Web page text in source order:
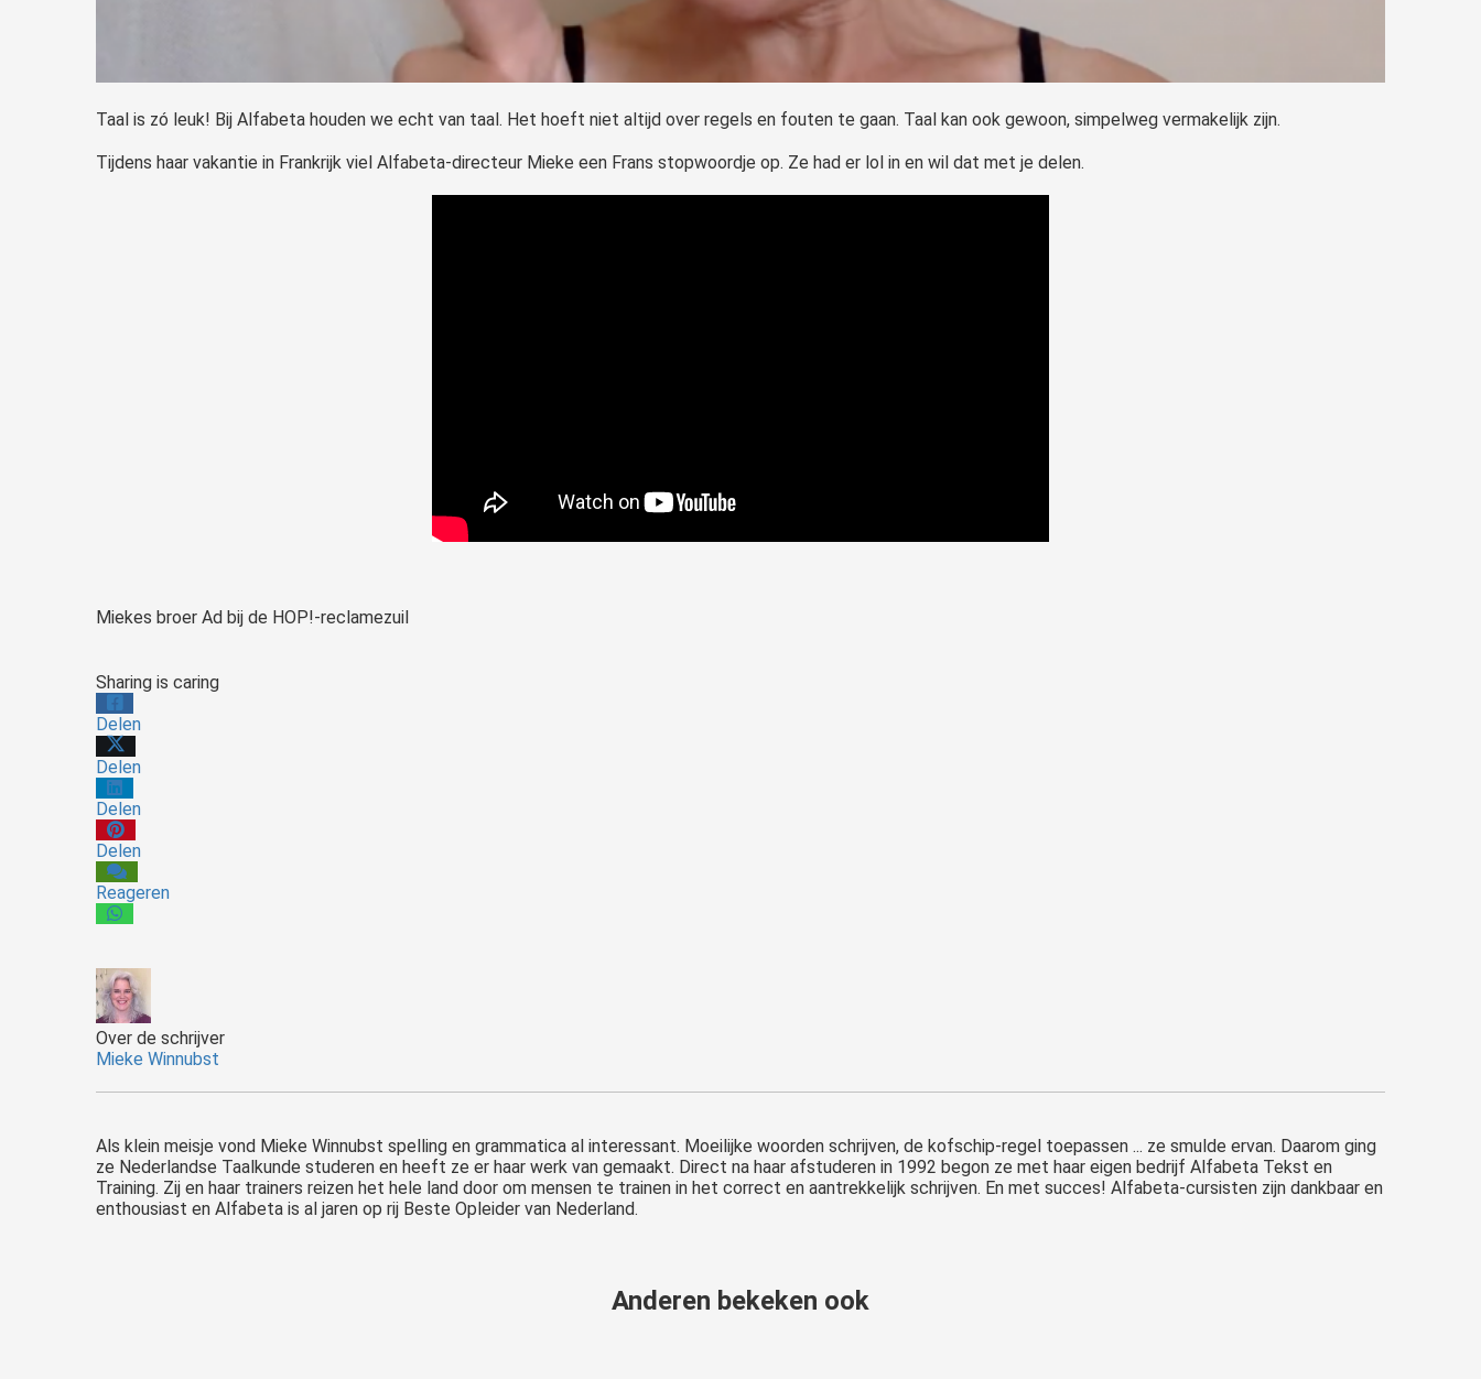
Taal is zó leuk! Bij Alfabeta houden we echt van taal. Het hoeft niet altijd over regels en fouten te gaan. Taal kan ook gewoon, simpelweg vermakelijk zijn.
Tijdens haar vakantie in Frankrijk viel Alfabeta-directeur Mieke een Frans stopwoordje op. Ze had er lol in en wil dat met je delen.
Miekes broer Ad bij de HOP!-reclamezuil
Sharing is caring
Delen
Delen
Delen
Delen
Reageren
Over de schrijver
Mieke Winnubst
Als klein meisje vond Mieke Winnubst spelling en grammatica al interessant. Moeilijke woorden schrijven, de kofschip-regel toepassen ... ze smulde ervan. Daarom ging
ze Nederlandse Taalkunde studeren en heeft ze er haar werk van gemaakt. Direct na haar afstuderen in 1992 begon ze met haar eigen bedrijf Alfabeta Tekst en
Training. Zij en haar trainers reizen het hele land door om mensen te trainen in het correct en aantrekkelijk schrijven. En met succes! Alfabeta-cursisten zijn dankbaar en
enthousiast en Alfabeta is al jaren op rij Beste Opleider van Nederland.
Anderen bekeken ook